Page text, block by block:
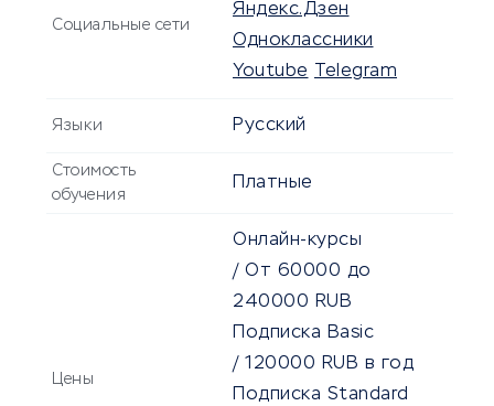
Социальные сети
Яндекс.Дзен
Одноклассники
Youtube
Telegram
Языки Русский
Стоимость
обучения
Платные
Цены
Онлайн-курсы
/ От 60000 до
240000 RUB
Подписка Basic
/ 120000 RUB в год
Подписка Standard